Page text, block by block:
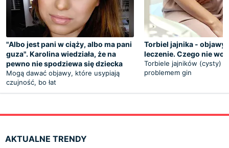
"Albo jest pani w ciąży, albo ma pani
guza". Karolina wiedziała, że na
pewno nie spodziewa się dziecka
Mogą dawać objawy, które usypiają
czujność, bo łat
Torbiel jajnika -
leczenie. Czego nie
Torbiele jajników (cysty)
problemem gin
AKTUALNE TRENDY